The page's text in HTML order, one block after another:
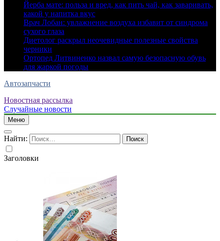
Йерба мате: польза и вред, как пить чай, как заваривать,
какой у напитка вкус
Врач Лобан: увлажнение воздуха избавит от синдрома
сухого глаза
Диетолог раскрыл неочевидные полезные свойства
черники
Ортопед Литвиненко назвал самую безопасную обувь
для жаркой погоды
Автозапчасти
Новостная рассылка
Случайные новости
Меню
Найти:
Заголовки